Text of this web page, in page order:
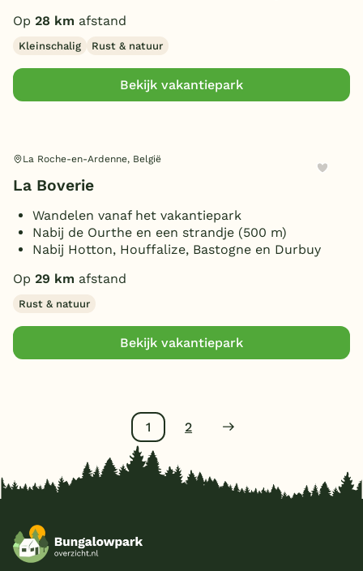
Op 28 km afstand
Kleinschalig Rust & natuur
Bekijk vakantiepark
La Roche-en-Ardenne, België
La Boverie
Wandelen vanaf het vakantiepark
Nabij de Ourthe en een strandje (500 m)
Nabij Hotton, Houffalize, Bastogne en Durbuy
Op 29 km afstand
Rust & natuur
Bekijk vakantiepark
1 2